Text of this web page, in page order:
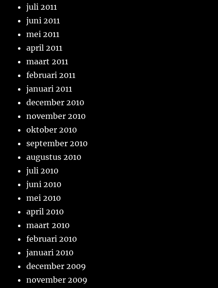
juli 2011
juni 2011
mei 2011
april 2011
maart 2011
februari 2011
januari 2011
december 2010
november 2010
oktober 2010
september 2010
augustus 2010
juli 2010
juni 2010
mei 2010
april 2010
maart 2010
februari 2010
januari 2010
december 2009
november 2009